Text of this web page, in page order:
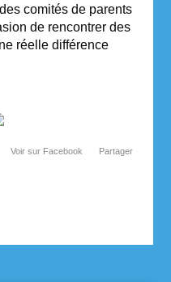
comités de parents
de rencontrer des
réelle différence
Voir sur Facebook Partager